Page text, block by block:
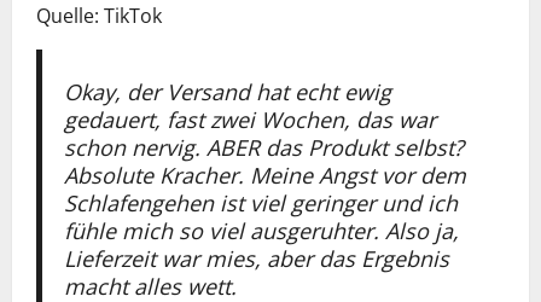
Quelle: TikTok
Okay, der Versand hat echt ewig
gedauert, fast zwei Wochen, das war
schon nervig. ABER das Produkt selbst?
Absolute Kracher. Meine Angst vor dem
Schlafengehen ist viel geringer und ich
fühle mich so viel ausgeruhter. Also ja,
Lieferzeit war mies, aber das Ergebnis
macht alles wett.